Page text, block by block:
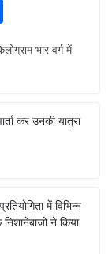
h
arभार वर्ग में
कर उनकी यात्रा
में विभिन्न
ने किया